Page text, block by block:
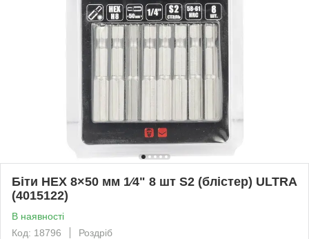
Біти HEX 8×50 мм 1⁄4" 8 шт S2 (блістер) ULTRA
(4015122)
В наявності
Код: 18796
Роздріб